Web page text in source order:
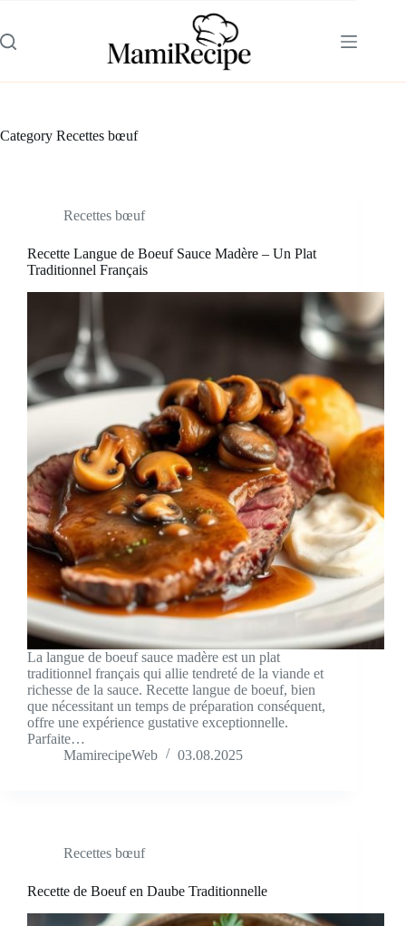
content
Category Recettes bœuf
Recettes bœuf
Recette Langue de Boeuf Sauce Madère – Un Plat
Traditionnel Français
La langue de boeuf sauce madère est un plat
traditionnel français qui allie tendreté de la viande et
richesse de la sauce. Recette langue de boeuf, bien
que nécessitant un temps de préparation conséquent,
offre une expérience gustative exceptionnelle.
Parfaite…
MamirecipeWeb
03.08.2025
Recettes bœuf
Recette de Boeuf en Daube Traditionnelle